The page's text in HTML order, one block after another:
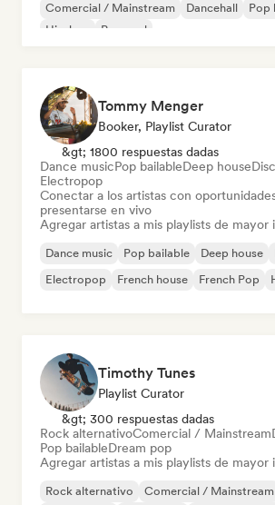
Comercial / Mainstream
Dancehall
Pop
Hip-hop
Pop soul
Tommy Menger
Booker, Playlist Curator
&gt; 1800 respuestas dadas
Dance musicPop bailableDeep house
Electropop
Conectar a los artistas con
presentarse en vivo
Agregar artistas a mis playlists de mayor
Dance music Pop bailable Deep house
Electropop
French house French Pop
Timothy Tunes
Playlist Curator
&gt; 300 respuestas dadas
Rock alternativoComercial / Mainstream
Pop bailableDream pop
Agregar artistas a mis playlists de mayor
Rock alternativo Comercial / Mainstream